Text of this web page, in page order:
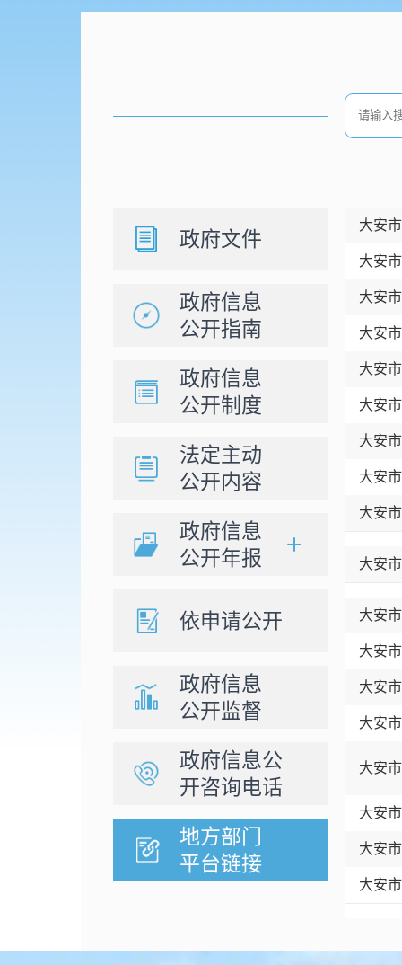
政府文件
政府信息
公开指南
政府信息
公开制度
法定主动
公开内容
政府信息
公开年报
依申请公开
政府信息
公开监督
政府信息公
开咨询电话
地方部门
平台链接
大安
大安
大安
大安
大安
大安
大安
大安
大安
大安
大安
大安
大安
大安
大安
大安
大安
大安